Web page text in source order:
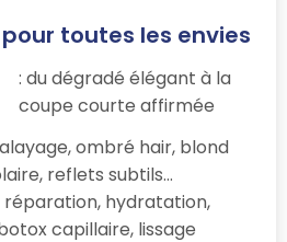
toutes les envies
: du dégradé élégant à la
coupe courte affirmée
ombré hair, blond
reflets subtils…
réparation, hydratation,
capillaire, lissage